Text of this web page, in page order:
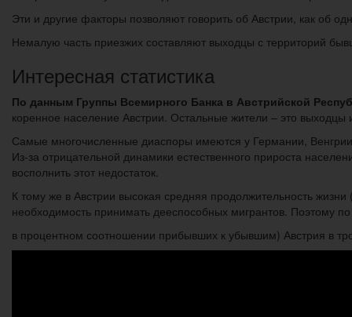
Эти и другие факторы позволяют говорить об Австрии, как об
Немалую часть приезжих составляют выходцы с территорий
Интересная статистика
По данным Группы Всемирного Банка в Австрийской
коренное население Австрии. Остальные жители – это
Самые многочисленные диаспоры имеются у Германии,
Из-за отрицательной динамики естественного прироста
восполнить этот недостаток.
К тому же в Австрии высокая средняя продолжительность
необходимость принимать дееспособных мигрантов. Поэтому
в процентном соотношении прибывших к убывшим) Австрия в